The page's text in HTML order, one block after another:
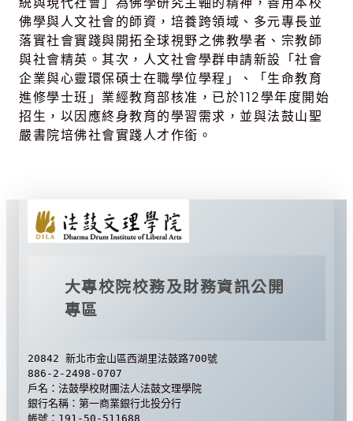
佛學與人文社會的師資，培養跨領域、多元專長並
落實社會實踐與開拓全球視野之佛教學者、宗教師
與社會精英。其次，人文社會學群申請新設「社會
企業與心靈環保碩士在職學位學程」、「生命教育
進修學士班」業經教育部核准，已於112學年度開始
招生，以因應終身教育的學習需求，並與法鼓山聖
嚴書院培佛社會實踐人才作銜。
大專校院校務及財務資訊公開
專區
20842 新北市金山區西湖里法鼓路700號
886-2-2498-0707
戶名：法鼓學校財團法人法鼓文理學院
銀行名稱：第一商業銀行北投分行
帳號：191-50-511688